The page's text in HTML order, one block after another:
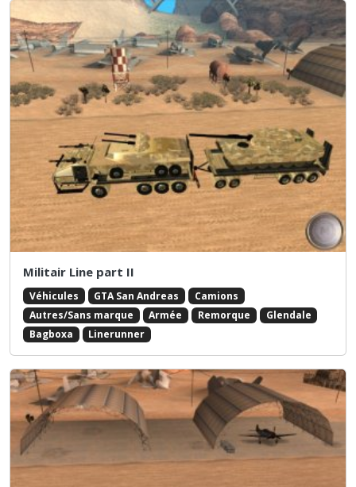
Militair Line part II
Véhicules GTA San Andreas
Camions
Autres/Sans marque
Armée Remorque
Glendale
Bagboxa
Linerunner